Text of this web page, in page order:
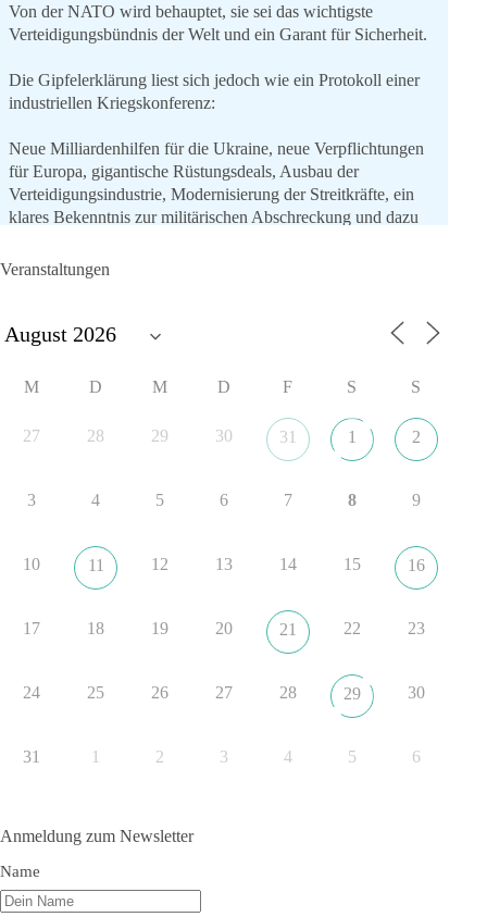
Von der NATO wird behauptet, sie sei das wichtigste
Verteidigungsbündnis der Welt und ein Garant für Sicherheit.
Die Gipfelerklärung liest sich jedoch wie ein Protokoll einer
industriellen Kriegskonferenz:
Neue Milliardenhilfen für die Ukraine, neue Verpflichtungen
für Europa, gigantische Rüstungsdeals, Ausbau der
Verteidigungsindustrie, Modernisierung der Streitkräfte, ein
klares Bekenntnis zur militärischen Abschreckung und dazu
aus der NATO. Ein Gipfel, der mehr nach Rüstungsdeal als
nach Friedenspolitik klingt, wird niemals Sicherheit schaffen,
#NATO
Im Politischen Frühschoppen diskutieren die Teilnehmer das
Verhältnis von Mensch, Natur und Grundgesetz.
Beitrag der AG Strategische Impulse
Veranstaltungen
M D M D F S S
27 28 29 30 31 1 2
3 4 5 6 7 8 9
10 11 12 13 14 15 16
17 18 19 20 21 22 23
24 25 26 27 28 29 30
31 1 2 3 4 5 6
Anmeldung zum Newsletter
Name